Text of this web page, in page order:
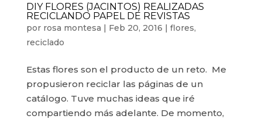
DIY FLORES (JACINTOS) REALIZADAS
RECICLANDO PAPEL DE REVISTAS
por rosa montesa | Feb 20, 2016 | flores,
reciclado
Estas flores son el producto de un reto. Me
propusieron reciclar las páginas de un
catálogo. Tuve muchas ideas que iré
compartiendo más adelante. De momento,